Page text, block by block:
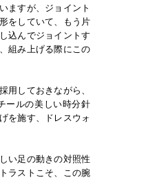
ますが、ジョイント
をしていて、もう片
込んでジョイントす
組み上げる際にこの
しておきながら、
ールの美しい時分針
を施す、ドレスウォ
い足の動きの対照性
ラストこそ、この腕